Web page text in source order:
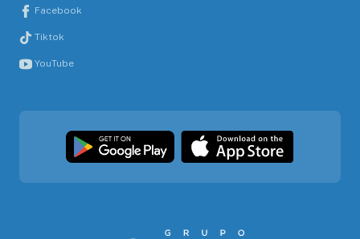
Facebook
Tiktok
YouTube